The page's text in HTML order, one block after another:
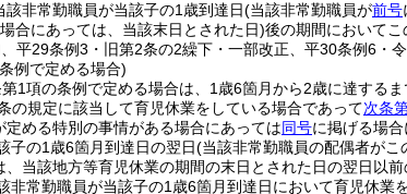
該非常勤職員が当該子の1歳到達日(当該非常勤職員が前号
合にあっては、当該末日とされた日)後の期間において
平29条例3・旧第2条の2繰下・一部改正、平30条例6・
例で定める場合)
1項の条例で定める場合は、1歳6箇月から2歳に達する
の規定に該当して育児休業をしている場合であって次条
める特別の事情がある場合にあっては同号に掲げる場
子の1歳6箇月到達日の翌日(当該非常勤職員の配偶者が
当該地方等育児休業の期間の末日とされた日の翌日以前
非常勤職員が当該子の1歳6箇月到達日において育児休